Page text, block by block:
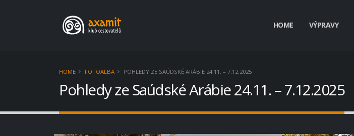
HOME VÝPRAVY
HOME FOTOALBA POHLEDY ZE SAÚDSKÉ ARÁBIE 24.11. – 7.12.2025
Pohledy ze Saúdské Arábie 24.11. – 7.12.2025